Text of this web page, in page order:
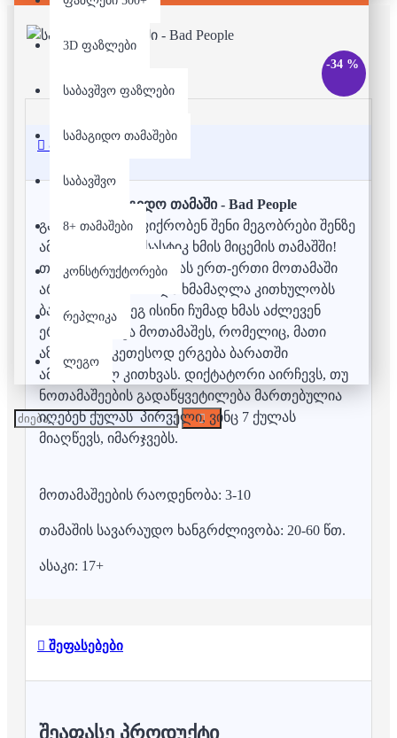
3D ფაზლები
საბავშვო ფაზლები
სამაგიდო თამაშები
საბავშვო
8+ თამაშები
კონსტრუქტორები
რეპლიკა
ლეგო
-34 %
აღწერა
სამაგიდო თამაში - Bad People
გაარკვიე, რას ფიქრობენ შენი მეგობრები შენზე
ამ მხიარულ და სასტიკ ხმის მიცემის თამაშში!
თითოეული რაუნდისას ერთ-ერთი მოთამაში
არის დიქტატორი და ხმამაღლა კითხულობს
ბარათს. შემდეგ ისინი ჩუმად ხმას აძლევენ
ერთ-ერთ სხვა მოთამაშეს, რომელიც, მათი
აზრით, საუკეთესოდ ერგება ბარათში
ამოკითხულ კითხვას. დიქტატორი აირჩევს, თუ
ნოთამაშეების გადაწყვეტილება მართებულია
იღებენ ქულას პირველი, ვინც 7 ქულას
მიაღწევს, იმარჯვებს.
მოთამაშეების რაოდენობა: 3-10
თამაშის სავარაუდო ხანგრძლივობა: 20-60 წთ.
ასაკი: 17+
შეფასებები
ᲨᲔᲐᲤᲐᲡᲔ ᲞᲠᲝᲓᲣᲥᲢᲘ